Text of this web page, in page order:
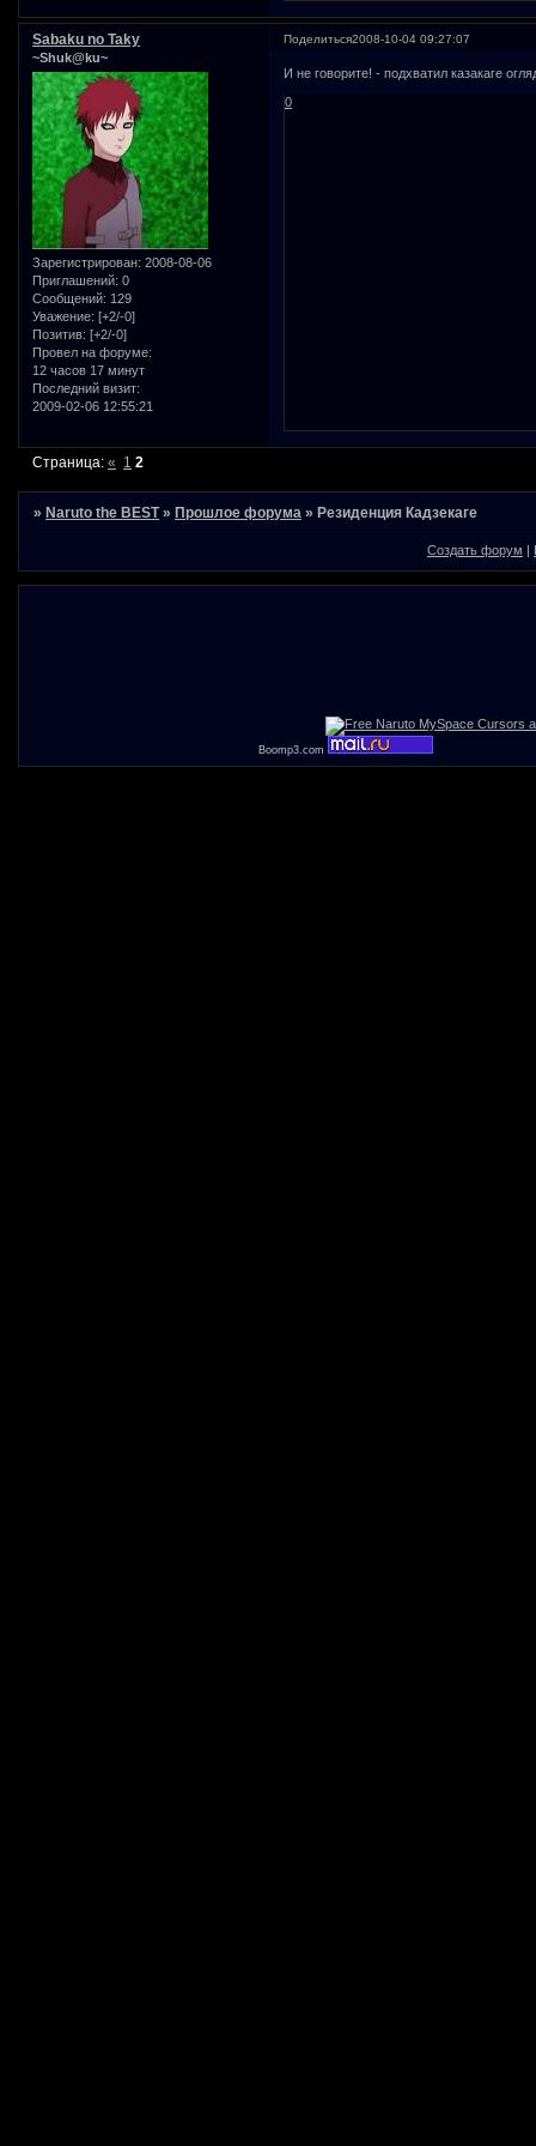
Поделиться2008-10-04 09:27:07
Sabaku no Taky
~Shuk@ku~
Зарегистрирован: 2008-08-06
Приглашений: 0
Сообщений: 129
Уважение: [+2/-0]
Позитив: [+2/-0]
Провел на форуме:
12 часов 17 минут
Последний визит:
2009-02-06 12:55:21
И не говорите! - подхватил казакаге
0
Страница:« 1 2
»Naruto the BEST »Прошлое форума »Резиденция Кадзекаге
Создать форум
Boomp3.com